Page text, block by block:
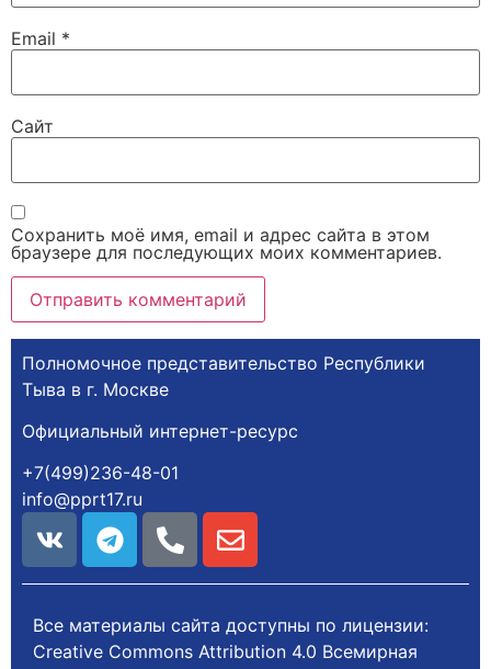
Email *
Сайт
Сохранить моё имя, email и адрес сайта в этом
браузере для последующих моих комментариев.
Полномочное представительство Республики
Тыва в г. Москве
Официальный интернет-ресурс
+7(499)236-48-01
info@pprt17.ru
Все материалы сайта доступны по лицензии:
Creative Commons Attribution 4.0 Всемирная